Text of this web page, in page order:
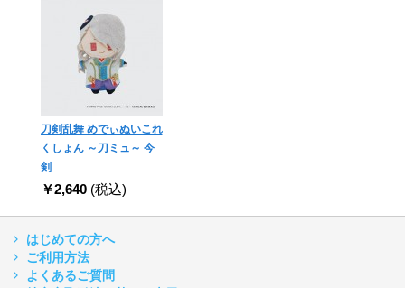
刀剣乱舞 めでぃぬいこれ
くしょん ～刀ミュ～ 今
剣
￥2,640 (税込)
はじめての方へ
ご利用方法
よくあるご質問